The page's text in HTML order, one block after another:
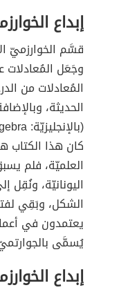
إبداع
قسَّم الخوارزميّ
وجَعَل
المُعادلات من
الحديثة،
كان هذا الكتاب
العلميّة، فلم
اليونانيّة، ونُقِل
الشكل، وبَقِي
يعتمدون في
يُسمَّى
إبداع